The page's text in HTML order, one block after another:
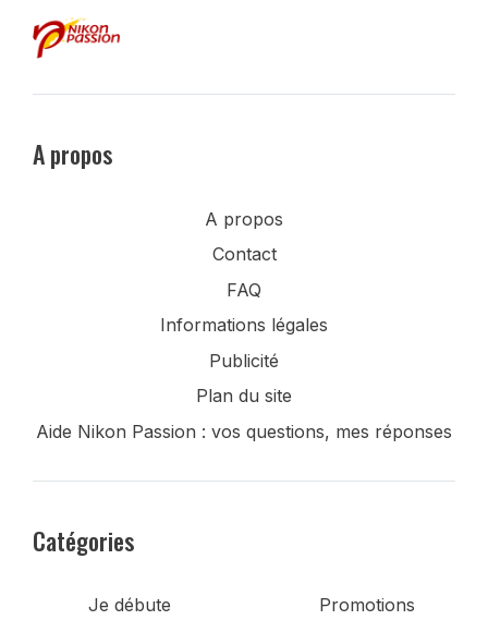
A propos
A propos
Contact
FAQ
Informations légales
Publicité
Plan du site
Aide Nikon Passion : vos questions, mes réponses
Catégories
Je débute
Promotions